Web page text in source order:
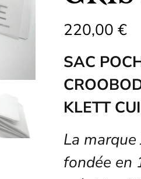
220,00 €
SAC
KLETT
La
fondée en